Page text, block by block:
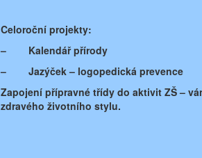
Celoroční projekty:
–
Kalendář přírody
–
Jazýček – logopedická prevence
Zapojení přípravné třídy do aktivit ZŠ –
zdravého životního stylu.